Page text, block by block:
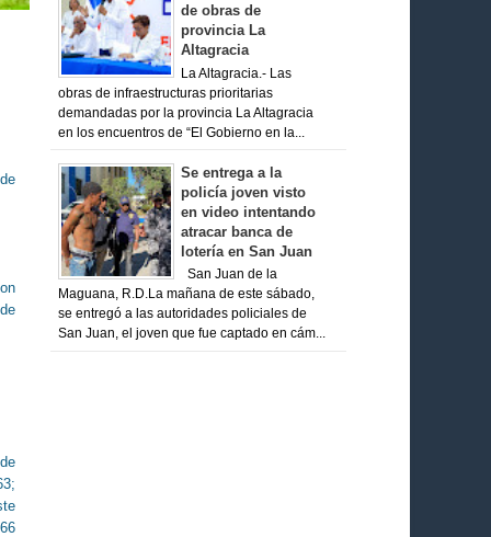
de obras de
provincia La
Altagracia
La Altagracia.- Las
obras de infraestructuras prioritarias
demandadas por la provincia La Altagracia
en los encuentros de “El Gobierno en la...
Se entrega a la
policía joven visto
en video intentando
atracar banca de
lotería en San Juan
San Juan de la
Maguana, R.D.La mañana de este sábado,
se entregó a las autoridades policiales de
San Juan, el joven que fue captado en cám...